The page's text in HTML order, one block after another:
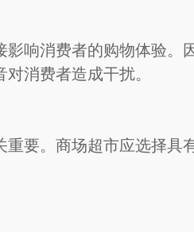
影响消费者的购物体验
消费者造成干扰。
重要。商场超市应选择
上传现场环境照片